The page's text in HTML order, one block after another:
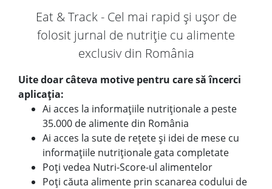
Eat & Track - Cel mai rapid și ușor de
folosit jurnal de nutriție cu alimente
exclusiv din România
Uite doar câteva motive pentru care să încerci
aplicația:
Ai acces la informațiile nutriționale a peste
35.000 de alimente din România
Ai acces la sute de rețete și idei de mese cu
informațiile nutriționale gata completate
Poți vedea Nutri-Score-ul alimentelor
Poți căuta alimente prin scanarea codului de